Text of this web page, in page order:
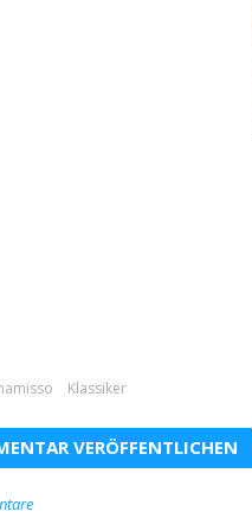
Klassiker
VERÖFFENTLICHEN